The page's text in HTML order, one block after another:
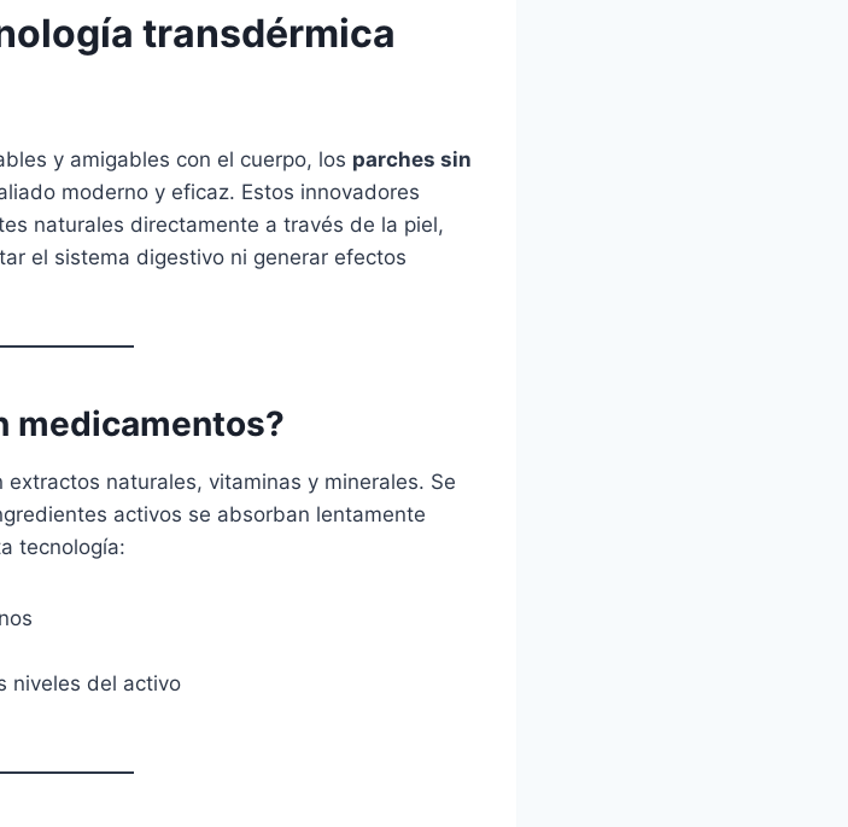
transdérmica
y amigables con el cuerpo, los parches sin
moderno y eficaz. Estos innovadores
naturales directamente a través de la piel,
el sistema digestivo ni generar efectos
medicamentos?
naturales, vitaminas y minerales. Se
activos se absorban lentamente
tecnología:
niveles del activo